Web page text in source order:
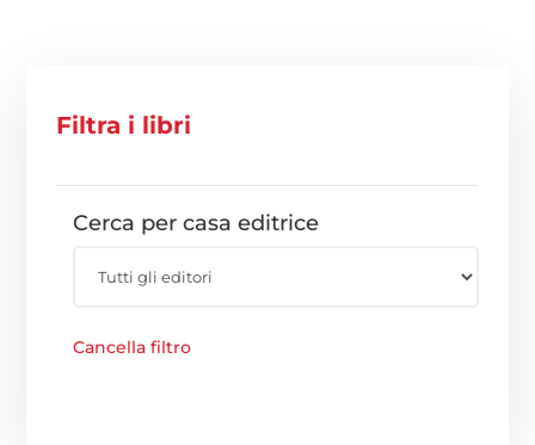
Filtra i libri
Cerca per casa editrice
Cancella filtro